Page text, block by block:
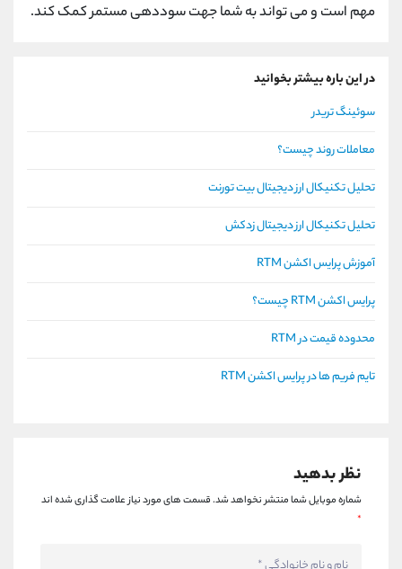
مهم است و می تواند به شما جهت سوددهی مستمر کمک کند.
در این باره بیشتر بخوانید
سوئینگ تریدر
معاملات روند چیست؟
تحلیل تکنیکال ارز دیجیتال بیت تورنت
تحلیل تکنیکال ارز دیجیتال زدکش
آموزش پرایس اکشن RTM
پرایس اکشن RTM چیست؟
محدوده قیمت در RTM
تایم فریم ها در پرایس اکشن RTM
نظر بدهید
شماره موبایل شما منتشر نخواهد شد.قسمت های مورد نیاز علامت گذاری شده اند
*